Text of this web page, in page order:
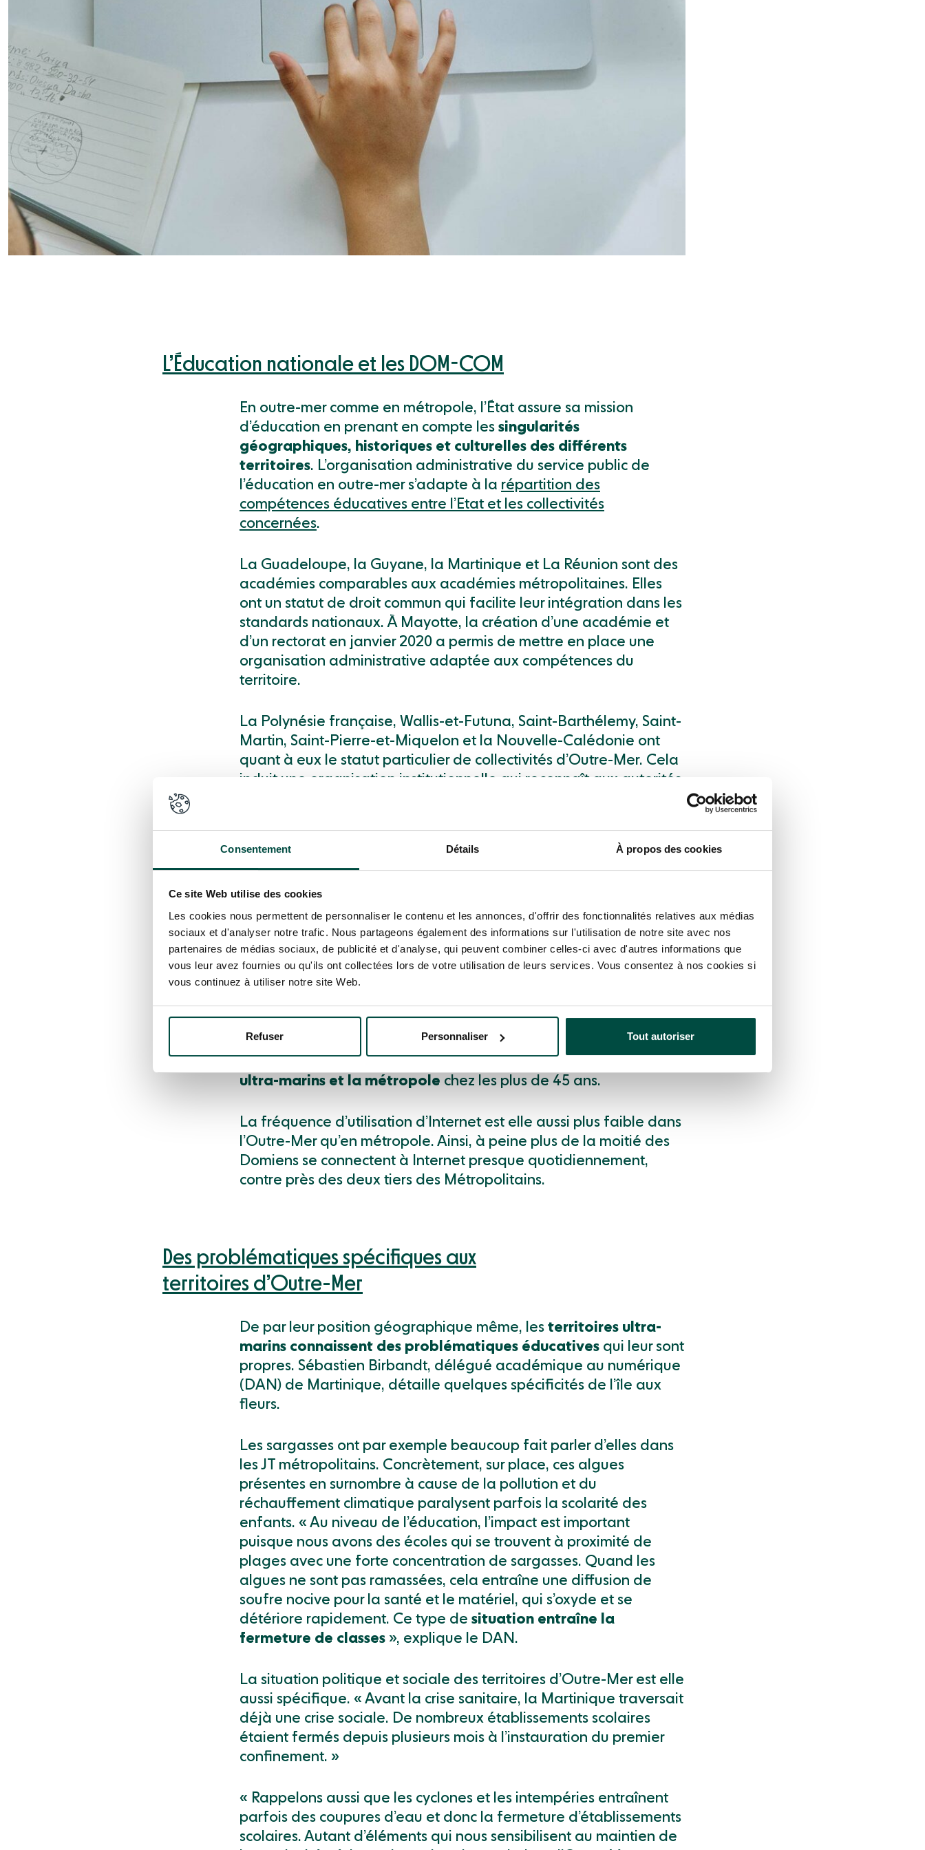
Consentement Détails À propos des cookies
Ce site Web utilise des cookies
Les cookies nous permettent de personnaliser le contenu et les annonces, d'offrir des fonctionnalités relatives aux médias
sociaux et d'analyser notre trafic. Nous partageons également des informations sur l'utilisation de notre site avec nos
partenaires de médias sociaux, de publicité et d'analyse, qui peuvent combiner celles-ci avec d'autres informations que
vous leur avez fournies ou qu'ils ont collectées lors de votre utilisation de leurs services. Vous consentez à nos cookies si
vous continuez à utiliser notre site Web.
Refuser Personnaliser Tout autoriser
L’Éducation nationale et les DOM-COM
En outre-mer comme en métropole, l’État assure sa mission
d’éducation en prenant en compte les singularités
géographiques, historiques et culturelles des différents
territoires. L’organisation administrative du service public de
l’éducation en outre-mer s’adapte à la répartition des
compétences éducatives entre l’Etat et les collectivités
concernées.
La Guadeloupe, la Guyane, la Martinique et La Réunion sont des
académies comparables aux académies métropolitaines. Elles
ont un statut de droit commun qui facilite leur intégration dans les
standards nationaux. À Mayotte, la création d’une académie et
d’un rectorat en janvier 2020 a permis de mettre en place une
organisation administrative adaptée aux compétences du
territoire.
La Polynésie française, Wallis-et-Futuna, Saint-Barthélemy, Saint-
Martin, Saint-Pierre-et-Miquelon et la Nouvelle-Calédonie ont
quant à eux le statut particulier de collectivités d’Outre-Mer. Cela
induit une organisation institutionnelle qui reconnaît aux autorités
Une fracture numérique plus marquée
dans l’Outre-Mer
La fracture numérique, déjà très soulignée en France
métropolitaine, est encore plus marquée dans les territoires ultra-
marins. En 2019, l’Insee a noté que dans ces DOM,
sur dix n’avaient pas utilisé Internet au cours des trois mois
précédant l’enquête
. En métropole, ce taux s’établissait à 19 %. Si
l’écart est faible pour les jeunes, familiarisés avec la
technologie
ultra-marins et la métropole chez les plus de 45 ans.
La fréquence d’utilisation d’Internet est elle aussi plus faible dans
l’Outre-Mer qu’en métropole. Ainsi, à peine plus de la moitié des
Domiens se connectent à Internet presque quotidiennement,
contre près des deux tiers des Métropolitains.
Des problématiques spécifiques aux
territoires d’Outre-Mer
De par leur position géographique même, les territoires ultra-
marins connaissent des problématiques éducatives qui leur sont
propres. Sébastien Birbandt, délégué académique au numérique
(DAN) de Martinique, détaille quelques spécificités de l’île aux
fleurs.
Les sargasses ont par exemple beaucoup fait parler d’elles dans
les JT métropolitains. Concrètement, sur place, ces algues
présentes en surnombre à cause de la pollution et du
réchauffement climatique paralysent parfois la scolarité des
enfants. « Au niveau de l’éducation, l’impact est important
puisque nous avons des écoles qui se trouvent à proximité de
plages avec une forte concentration de sargasses. Quand les
algues ne sont pas ramassées, cela entraîne une diffusion de
soufre nocive pour la santé et le matériel, qui s’oxyde et se
détériore rapidement. Ce type de situation entraîne la
fermeture de classes », explique le DAN.
La situation politique et sociale des territoires d’Outre-Mer est elle
aussi spécifique. « Avant la crise sanitaire, la Martinique traversait
déjà une crise sociale. De nombreux établissements scolaires
étaient fermés depuis plusieurs mois à l’instauration du premier
confinement. »
« Rappelons aussi que les cyclones et les intempéries entraînent
parfois des coupures d’eau et donc la fermeture d’établissements
scolaires. Autant d’éléments qui nous sensibilisent au maintien de